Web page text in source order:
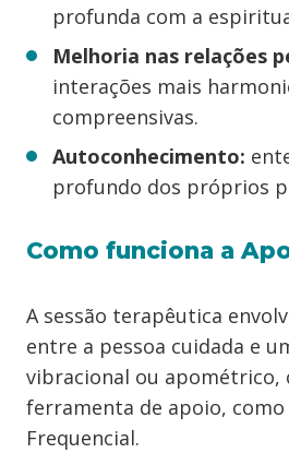
profunda com a
Melhoria nas relações
interações mais
compreensivas.
Autoconhecimento:
profundo dos próprios
Como funciona a
A sessão terapêutica
entre a pessoa cuidada e
vibracional ou apométrico,
ferramenta de apoio, como
Frequencial.